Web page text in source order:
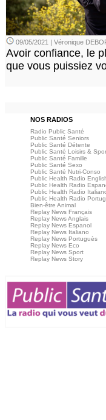
09/05/2021 | Véronique
Avoir confiance, le
que vous puissiez
NOS RADIOS
Radio Public Santé
Public Santé Seniors
Public Santé Détente
Public Santé Loisirs &
Public Santé Famille
Public Santé Sexo
Public Santé Nutri-Conso
Public Health Radio
Public Health Radio
Public Health Radio
Public Health Radio
Bien-être Animal
Replay News Français
Replay News Anglais
Replay News Espanol
Replay News Italiano
Replay News Portuguès
Replay News Eco
Replay News Sport
Replay News Story